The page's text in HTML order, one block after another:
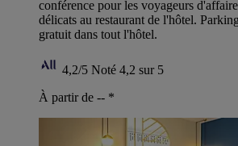
conférence pour les voyageurs
délicats au restaurant de l'hôtel.
gratuit dans tout l'hôtel.
4,2/5 Noté 4,2 sur 5
À partir de -- *